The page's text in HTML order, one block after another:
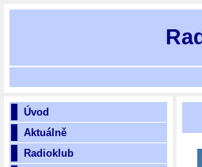
Úvod
Aktuálně
Radioklub